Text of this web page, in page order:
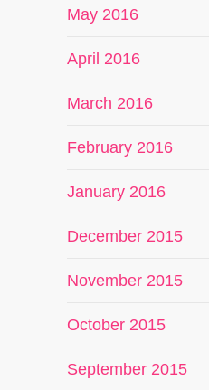
May 2016
April 2016
March 2016
February 2016
January 2016
December 2015
November 2015
October 2015
September 2015